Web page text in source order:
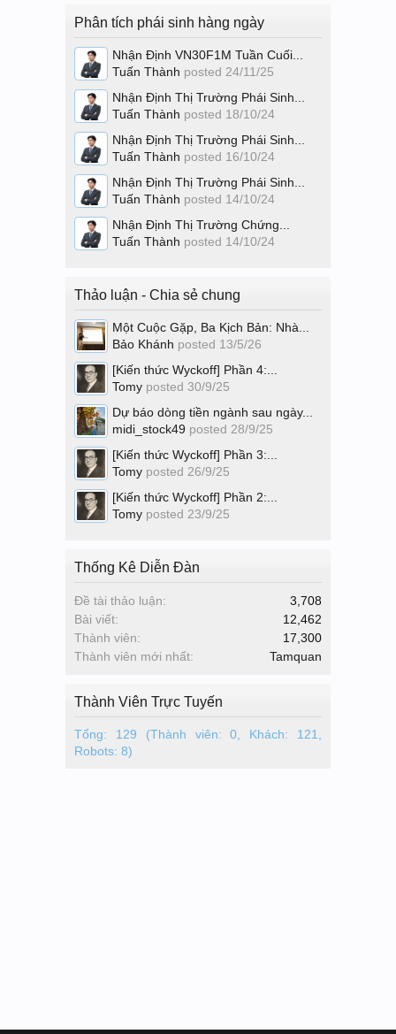
Phân tích phái sinh hàng ngày
Nhận Định VN30F1M Tuần Cuối...
Tuấn Thành posted 24/11/25
Nhận Định Thị Trường Phái Sinh...
Tuấn Thành posted 18/10/24
Nhận Định Thị Trường Phái Sinh...
Tuấn Thành posted 16/10/24
Nhận Định Thị Trường Phái Sinh...
Tuấn Thành posted 14/10/24
Nhận Định Thị Trường Chứng...
Tuấn Thành posted 14/10/24
Thảo luận - Chia sẻ chung
Một Cuộc Gặp, Ba Kịch Bản: Nhà...
Bảo Khánh posted 13/5/26
[Kiến thức Wyckoff] Phần 4:...
Tomy posted 30/9/25
Dự báo dòng tiền ngành sau ngày...
midi_stock49 posted 28/9/25
[Kiến thức Wyckoff] Phần 3:...
Tomy posted 26/9/25
[Kiến thức Wyckoff] Phần 2:...
Tomy posted 23/9/25
Thống Kê Diễn Đàn
Đề tài thảo luận:
3,708
Bài viết:
12,462
Thành viên:
17,300
Thành viên mới nhất:
Tamquan
Thành Viên Trực Tuyến
Tổng: 129 (Thành viên: 0, Khách: 121,
Robots: 8)